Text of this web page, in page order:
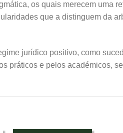
os quais merecem uma
que a distinguem da
jurídico positivo, como
práticos e pelos académicos,